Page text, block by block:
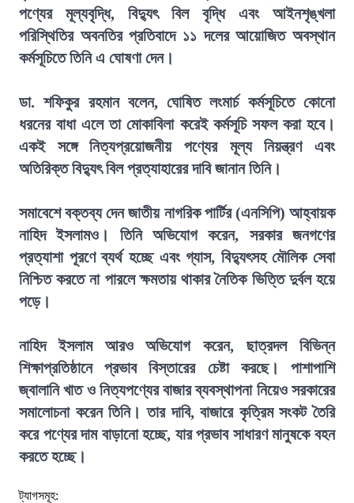
পণ্যের মূল্যবৃদ্ধি, বিদ্যুৎ বিল বৃদ্ধি এবং আইনশৃঙ্খলা
পরিস্থিতির অবনতির প্রতিবাদে ১১ দলের আয়োজিত অবস্থান
কর্মসূচিতে তিনি এ ঘোষণা দেন।
ডা. শফিকুর রহমান বলেন, ঘোষিত লংমার্চ কর্মসূচিতে কোনো
ধরনের বাধা এলে তা মোকাবিলা করেই কর্মসূচি সফল করা হবে।
একই সঙ্গে নিত্যপ্রয়োজনীয় পণ্যের মূল্য নিয়ন্ত্রণ এবং
অতিরিক্ত বিদ্যুৎ বিল প্রত্যাহারের দাবি জানান তিনি।
সমাবেশে বক্তব্য দেন জাতীয় নাগরিক পার্টির (এনসিপি) আহ্বায়ক
নাহিদ ইসলামও। তিনি অভিযোগ করেন, সরকার জনগণের
প্রত্যাশা পূরণে ব্যর্থ হচ্ছে এবং গ্যাস, বিদ্যুৎসহ মৌলিক সেবা
নিশ্চিত করতে না পারলে ক্ষমতায় থাকার নৈতিক ভিত্তি দুর্বল হয়ে
পড়ে।
নাহিদ ইসলাম আরও অভিযোগ করেন, ছাত্রদল বিভিন্ন
শিক্ষাপ্রতিষ্ঠানে প্রভাব বিস্তারের চেষ্টা করছে। পাশাপাশি
জ্বালানি খাত ও নিত্যপণ্যের বাজার ব্যবস্থাপনা নিয়েও সরকারের
সমালোচনা করেন তিনি। তার দাবি, বাজারে কৃত্রিম সংকট তৈরি
করে পণ্যের দাম বাড়ানো হচ্ছে, যার প্রভাব সাধারণ মানুষকে বহন
করতে হচ্ছে।
ট্যাগসমূহ: